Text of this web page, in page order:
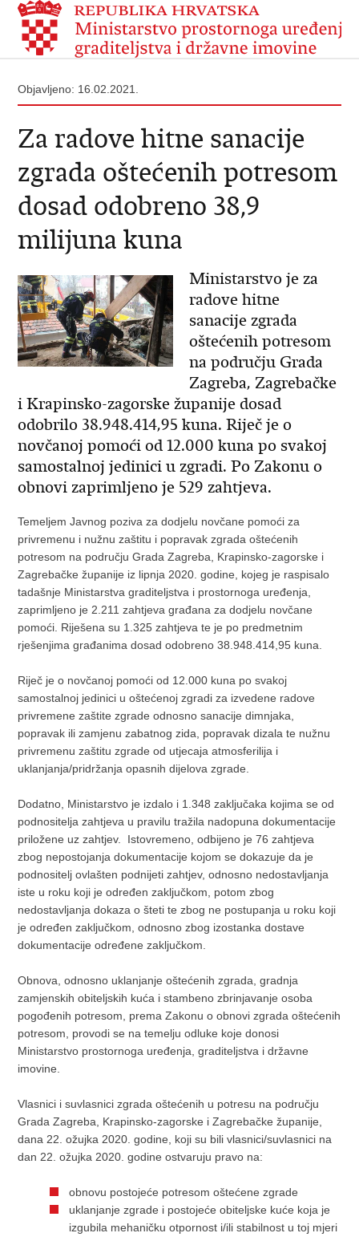
Objavljeno: 16.02.2021.
Za radove hitne sanacije
zgrada oštećenih potresom
dosad odobreno 38,9
milijuna kuna
Ministarstvo je za
radove hitne
sanacije zgrada
oštećenih potresom
na području Grada
Zagreba, Zagrebačke
i Krapinsko-zagorske županije dosad
odobrilo 38.948.414,95 kuna. Riječ je o
novčanoj pomoći od 12.000 kuna po svakoj
samostalnoj jedinici u zgradi. Po Zakonu o
obnovi zaprimljeno je 529 zahtjeva.
Temeljem Javnog poziva za dodjelu novčane pomoći za
privremenu i nužnu zaštitu i popravak zgrada oštećenih
potresom na području Grada Zagreba, Krapinsko-zagorske i
Zagrebačke županije iz lipnja 2020. godine, kojeg je raspisalo
tadašnje Ministarstva graditeljstva i prostornoga uređenja,
zaprimljeno je 2.211 zahtjeva građana za dodjelu novčane
pomoći. Riješena su 1.325 zahtjeva te je po predmetnim
rješenjima građanima dosad odobreno 38.948.414,95 kuna.
Riječ je o novčanoj pomoći od 12.000 kuna po svakoj
samostalnoj jedinici u oštećenoj zgradi za izvedene radove
privremene zaštite zgrade odnosno sanacije dimnjaka,
popravak ili zamjenu zabatnog zida, popravak dizala te nužnu
privremenu zaštitu zgrade od utjecaja atmosferilija i
uklanjanja/pridržanja opasnih dijelova zgrade.
Dodatno, Ministarstvo je izdalo i 1.348 zaključaka kojima se od
podnositelja zahtjeva u pravilu tražila nadopuna dokumentacije
priložene uz zahtjev. Istovremeno, odbijeno je 76 zahtjeva
zbog nepostojanja dokumentacije kojom se dokazuje da je
podnositelj ovlašten podnijeti zahtjev, odnosno nedostavljanja
iste u roku koji je određen zaključkom, potom zbog
nedostavljanja dokaza o šteti te zbog ne postupanja u roku koji
je određen zaključkom, odnosno zbog izostanka dostave
dokumentacije određene zaključkom.
Obnova, odnosno uklanjanje oštećenih zgrada, gradnja
zamjenskih obiteljskih kuća i stambeno zbrinjavanje osoba
pogođenih potresom, prema Zakonu o obnovi zgrada oštećenih
potresom, provodi se na temelju odluke koje donosi
Ministarstvo prostornoga uređenja, graditeljstva i državne
imovine.
Vlasnici i suvlasnici zgrada oštećenih u potresu na području
Grada Zagreba, Krapinsko-zagorske i Zagrebačke županije,
dana 22. ožujka 2020. godine, koji su bili vlasnici/suvlasnici na
dan 22. ožujka 2020. godine ostvaruju pravo na:
obnovu postojeće potresom oštećene zgrade
uklanjanje zgrade i postojeće obiteljske kuće koja je
izgubila mehaničku otpornost i/ili stabilnost u toj mjeri